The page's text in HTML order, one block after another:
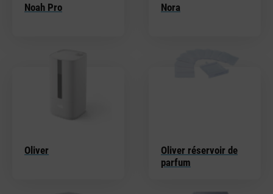
Noah Pro Nora
Oliver
Oliver réservoir de
parfum